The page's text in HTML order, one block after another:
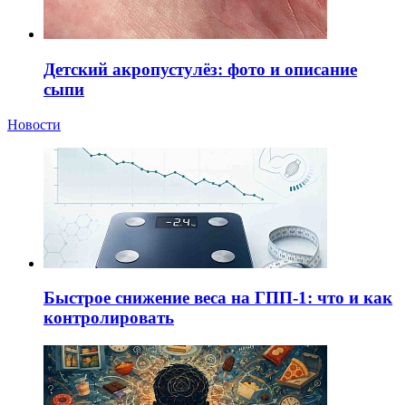
Детский акропустулёз: фото и описание
сыпи
Новости
Быстрое снижение веса на ГПП-1: что и как
контролировать